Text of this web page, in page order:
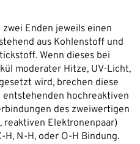
Enden jeweils einen
aus Kohlenstoff und
Wenn dieses bei
moderater Hitze, UV-Licht,
wird, brechen diese
hochreaktiven
des zweiwertigen
Elektronenpaar)
H, N-H, oder O-H Bindung.
und evtl. verarbeitet.
Sie in unserer